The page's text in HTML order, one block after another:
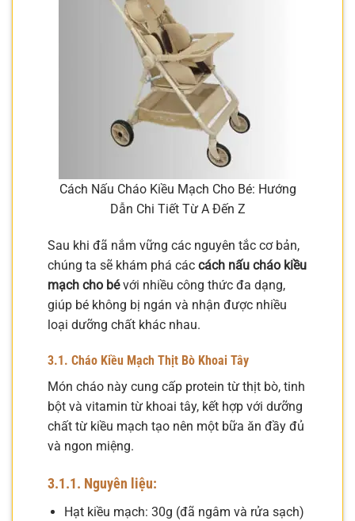
Cách Nấu Cháo Kiều Mạch Cho Bé: Hướng
Dẫn Chi Tiết Từ A Đến Z
Sau khi đã nắm vững các nguyên tắc cơ bản,
chúng ta sẽ khám phá các cách nấu cháo kiều
mạch cho bévới nhiều công thức đa dạng,
giúp bé không bị ngán và nhận được nhiều
loại dưỡng chất khác nhau.
3.1. Cháo Kiều Mạch Thịt Bò Khoai Tây
Món cháo này cung cấp protein từ thịt bò, tinh
bột và vitamin từ khoai tây, kết hợp với dưỡng
chất từ kiều mạch tạo nên một bữa ăn đầy đủ
và ngon miệng.
3.1.1. Nguyên liệu:
Hạt kiều mạch: 30g (đã ngâm và rửa sạch)